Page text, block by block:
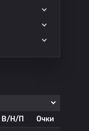
В/Н/П
Очки